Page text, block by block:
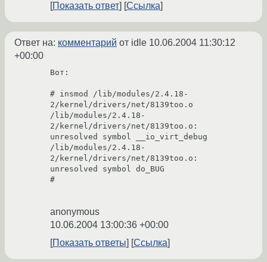
Показать ответ
Ссылка
Ответ на: комментарий от idle 10.06.2004 11:30:12
+00:00
Вот:
# insmod /lib/modules/2.4.18-
2/kernel/drivers/net/8139too.o
/lib/modules/2.4.18-
2/kernel/drivers/net/8139too.o:
unresolved symbol __io_virt_debug
/lib/modules/2.4.18-
2/kernel/drivers/net/8139too.o:
unresolved symbol do_BUG
#
anonymous
10.06.2004 13:00:36 +00:00
Показать ответы
Ссылка